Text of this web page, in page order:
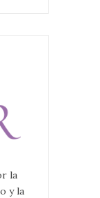
la
y la